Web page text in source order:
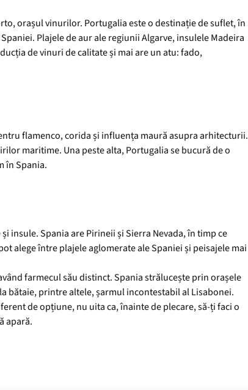
orașul vinurilor. Portugalia este o destinație de suflet, în
Plajele de aur ale regiunii Algarve, insulele Madeira
de vinuri de calitate și mai are un atu: fado,
flamenco, corida și influența maură asupra arhitecturii.
maritime. Una peste alta, Portugalia se bucură de o
în Spania.
insule. Spania are Pirineii și Sierra Nevada, în timp ce
alege între plajele aglomerate ale Spaniei și peisajele mai
farmecul său distinct. Spania strălucește prin orașele
bătaie, printre altele, șarmul incontestabil al Lisabonei.
de opțiune, nu uita ca, înainte de plecare, să-ți faci o
apară.